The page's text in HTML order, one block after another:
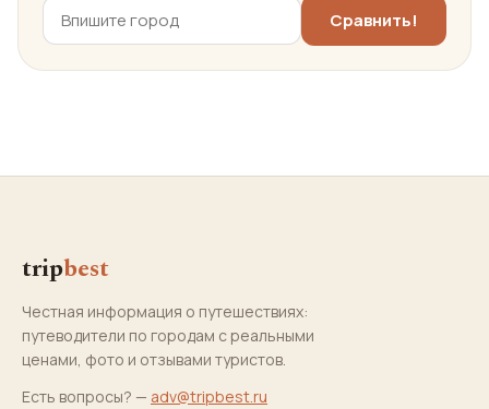
tripbest
Честная информация о путешествиях:
путеводители по городам с реальными
ценами, фото и отзывами туристов.
Есть вопросы? — adv@tripbest.ru